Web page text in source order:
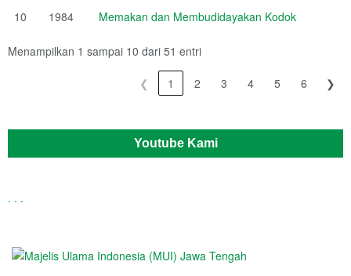
10
1984 Memakan dan Membudidayakan Kodok
Menampilkan 1 sampai 10 dari 51 entri
❮ 1 2 3 4 5 6 ❯
Youtube Kami
. . .